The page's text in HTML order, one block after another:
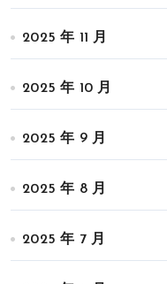
2025 年 11 月
2025 年 10 月
2025 年 9 月
2025 年 8 月
2025 年 7 月